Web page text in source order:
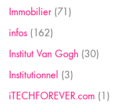
Immobilier(71)
infos (162)
Institut Van Gogh (30)
Institutionnel (3)
iTECHFOREVER.com (1)